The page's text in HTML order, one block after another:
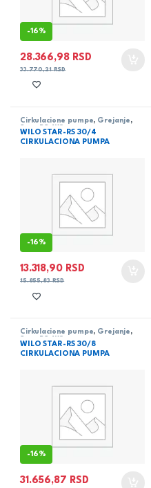
-16%
28.366,98 RSD
33.770,21RSD
Cirkulacione pumpe, Grejanje ,
Star-RS, Wilo
WILO STAR-RS 30/4
CIRKULACIONA PUMPA
-16%
13.318,90 RSD
15.855,83RSD
Cirkulacione pumpe, Grejanje ,
Star-RS, Wilo
WILO STAR-RS 30/8
CIRKULACIONA PUMPA
-16%
31.656,87 RSD